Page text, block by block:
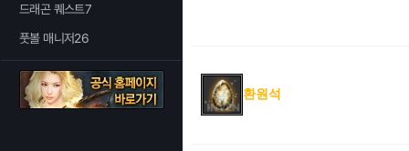
드래곤 퀘스트7
풋볼 매니저26
환원석